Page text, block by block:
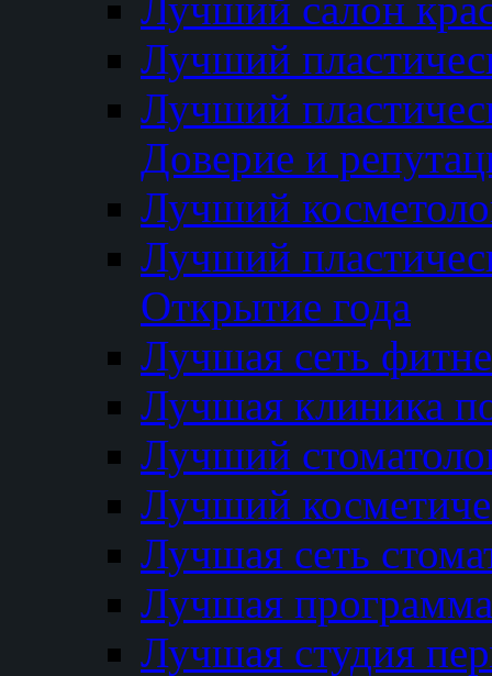
Лучший
Лучший
Доверие и
Лучший
Лучший
Открытие года
Лучшая сеть
Лучшая клиника
Лучший
Лучший
Лучшая сеть
Лучшая программа
Лучшая студия